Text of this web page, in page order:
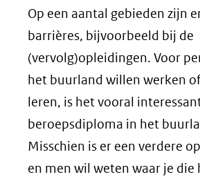
Op een aantal gebieden zijn
barrières, bijvoorbeeld bij de
(vervolg)opleidingen. Voor
het buurland willen werken
leren, is het vooral
beroepsdiploma in het
Misschien is er een verdere
en men wil weten waar je